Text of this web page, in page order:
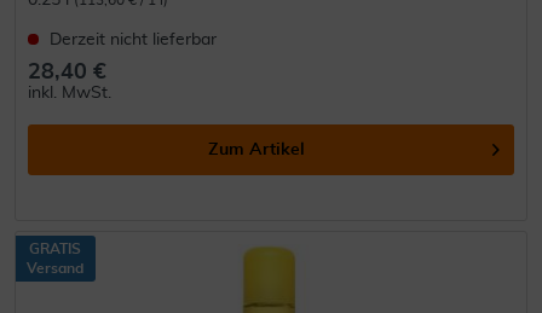
Derzeit nicht lieferbar
28,40 €
inkl. MwSt.
Zum Artikel
GRATIS
Versand